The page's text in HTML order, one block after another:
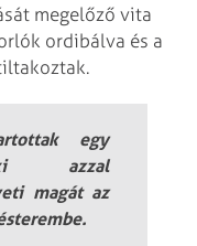
megelőző vita
ordibálva és a
egy
azzal
magát az